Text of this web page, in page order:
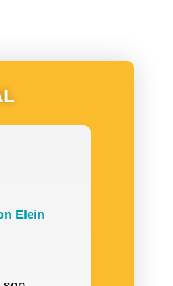
Elein